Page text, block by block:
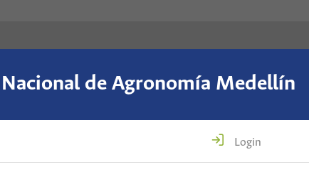
de Agronomía Medellín
Login